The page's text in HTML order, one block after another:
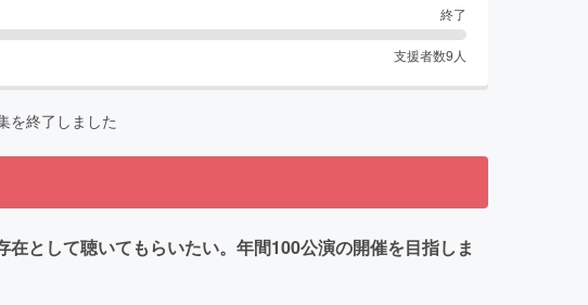
終了
支援者数9 人
を終了しました
として聴いてもらいたい。年間100公演の開催を目指しま